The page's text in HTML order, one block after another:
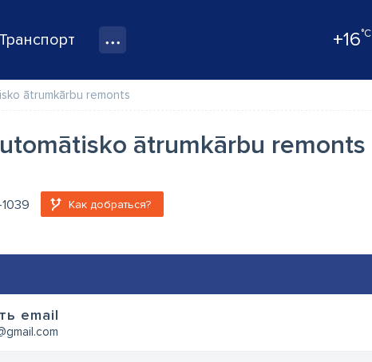
Транспорт +16°C
ātrumkārbu remonts
ātrumkārbu remonts
1039 Как добраться?
email